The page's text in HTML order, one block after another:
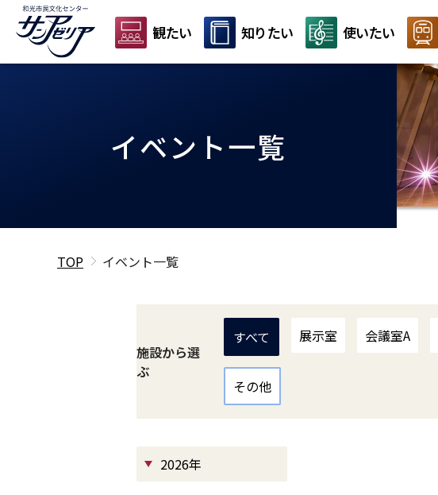
観たい 知りたい 使いたい
イベント一覧
TOP イベント一覧
施設から選
ぶ
すべて 展示室 会議室A
その他
2026年